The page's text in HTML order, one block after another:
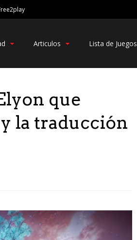
Articulos Lista de Juegos
que
la traducción